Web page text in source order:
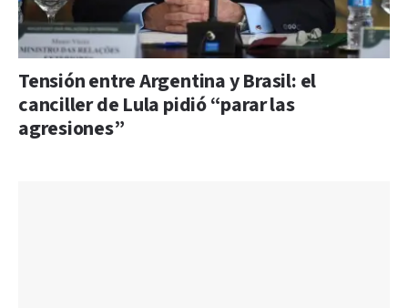
Tensión entre Argentina y Brasil: el
canciller de Lula pidió “parar las
agresiones”